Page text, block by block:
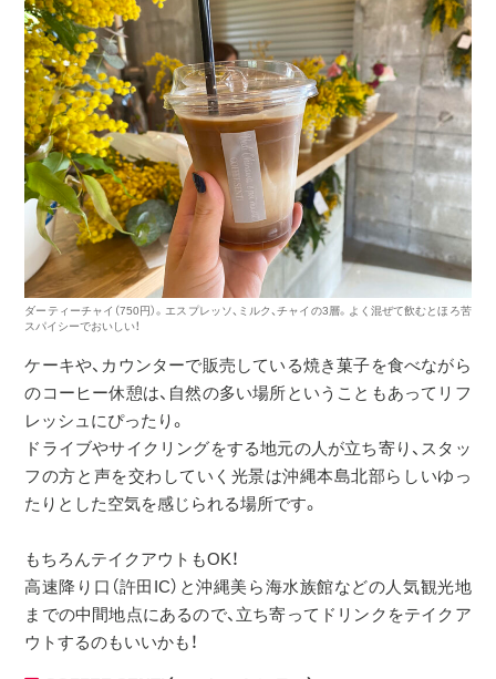
ダーティーチャイ（750円）。エスプレッソ、ミルク、チャイの3層。よく混ぜて飲むとほろ苦
スパイシーでおいしい！
ケーキや、カウンターで販売している焼き菓子を食べながら
のコーヒー休憩は、自然の多い場所ということもあってリフ
レッシュにぴったり。
ドライブやサイクリングをする地元の人が立ち寄り、スタッ
フの方と声を交わしていく光景は沖縄本島北部らしいゆっ
たりとした空気を感じられる場所です。
もちろんテイクアウトもOK！
高速降り口（許田IC）と沖縄美ら海水族館などの人気観光地
までの中間地点にあるので、立ち寄ってドリンクをテイクア
ウトするのもいいかも！